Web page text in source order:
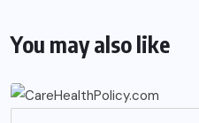
You may also like